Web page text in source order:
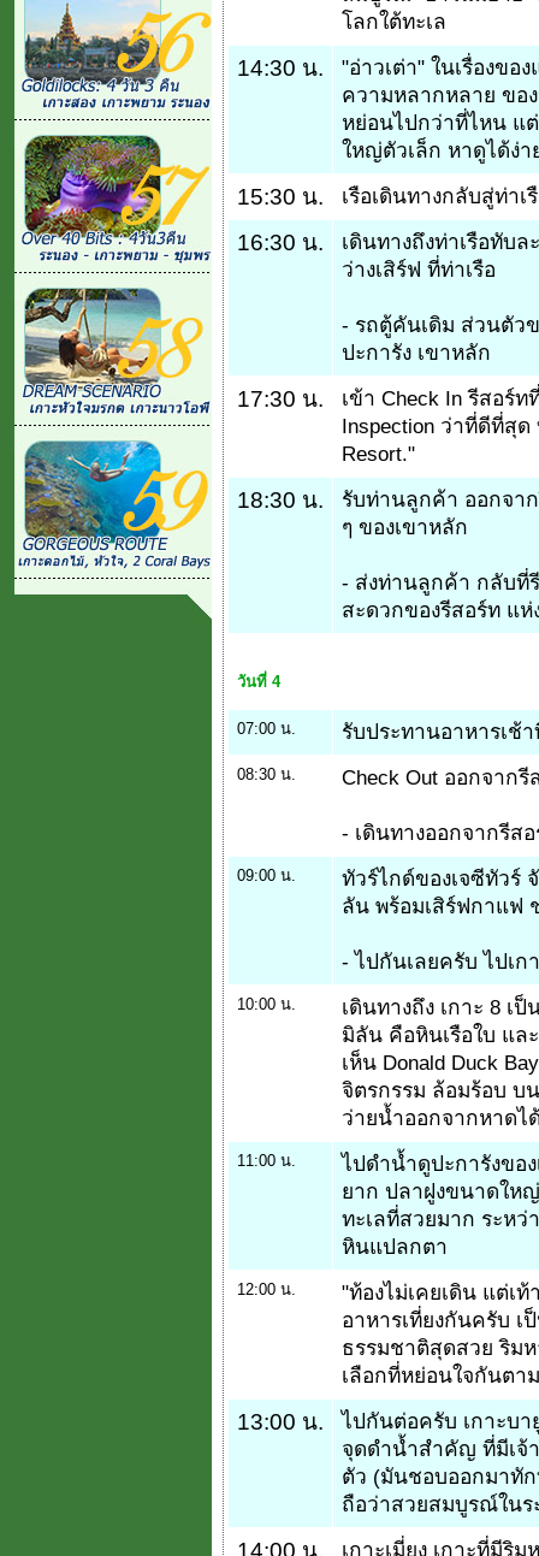
โลกใต้ทะเล
14:30 น.
"อ่าวเต่า" ในเรื่องขอ
ความหลากหลาย ขอ
หย่อนไปกว่าที่ไหน แต่
ใหญ่ตัวเล็ก หาดูได้ง่
15:30 น. เรือเดินทางกลับสู่ท่าเ
16:30 น.
เดินทางถึงท่าเรือทับ
ว่างเสิร์ฟ ที่ท่าเรือ
- รถตู้คันเดิม ส่วนตัว
ปะการัง เขาหลัก
17:30 น.
เข้า Check In รีสอร์
Inspection ว่าที่ดีที่สุด
Resort."
18:30 น.
รับท่านลูกค้า ออกจาก
ๆ ของเขาหลัก
- ส่งท่านลูกค้า กลับที่
สะดวกของรีสอร์ท แ
วันที่ 4
07:00 น. รับประทานอาหารเช้
08:30 น. Check Out ออกจาก
- เดินทางออกจากรีส
09:00 น.
ทัวร์ไกด์ของเจซีทัวร์
ลัน พร้อมเสิร์ฟกาแฟ
- ไปกันเลยครับ ไปเก
10:00 น.
เดินทางถึง เกาะ 8 เ
มิลัน คือหินเรือใบ แล
เห็น Donald Duck
จิตรกรรม ล้อมร้อบ บ
ว่ายน้ำออกจากหาดไ
11:00 น.
ไปดำน้ำดูปะการังขอ
ยาก ปลาฝูงขนาดให
ทะเลที่สวยมาก ระหว่
หินแปลกตา
12:00 น.
"ท้องไม่เคยเดิน แต่เท้
อาหารเที่ยงกันครับ
ธรรมชาติสุดสวย ริม
เลือกที่หย่อนใจกันตา
13:00 น.
ไปกันต่อครับ เกาะบา
จุดดำน้ำสำคัญ ที่มีเจ้
ตัว (มันชอบออกมาทั
ถือว่าสวยสมบูรณ์ในร
14:00 น.
เกาะเมี่ยง เกาะที่มีริ